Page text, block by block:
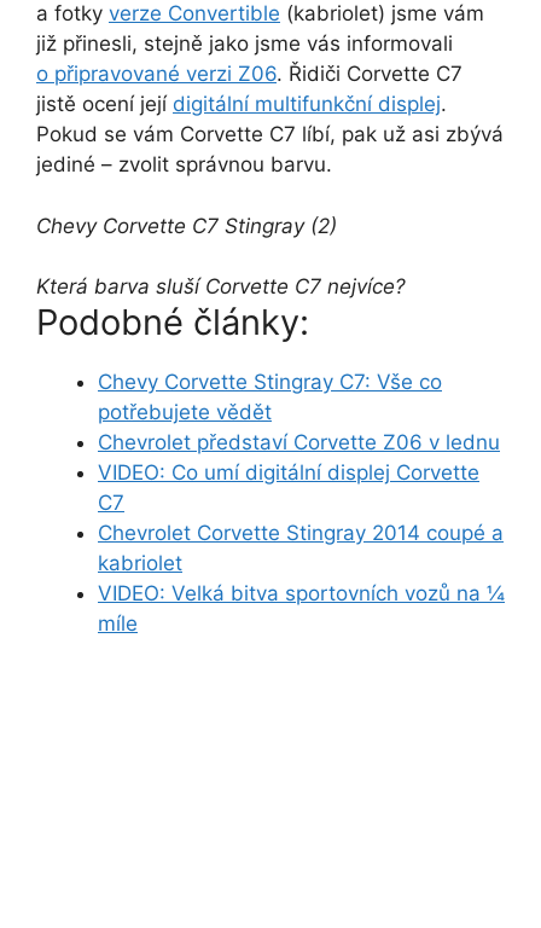
a fotky verze Convertible (kabriolet) jsme vám
již přinesli, stejně jako jsme vás informovali
o připravované verzi Z06. Řidiči Corvette C7
jistě ocení její digitální multifunkční displej.
Pokud se vám Corvette C7 líbí, pak už asi zbývá
jediné – zvolit správnou barvu.
Chevy Corvette C7 Stingray (2)
Která barva sluší Corvette C7 nejvíce?
Podobné články:
Chevy Corvette Stingray C7: Vše co
potřebujete vědět
Chevrolet představí Corvette Z06 v lednu
VIDEO: Co umí digitální displej Corvette
C7
Chevrolet Corvette Stingray 2014 coupé a
kabriolet
VIDEO: Velká bitva sportovních vozů na ¼
míle